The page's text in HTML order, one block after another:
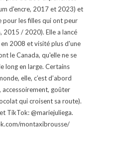
d'encre, 2017 et 2023) et
pour les filles qui ont peur
2015 / 2020). Elle a lancé
2008 et visité plus d'une
le Canada, qu'elle ne se
long en large. Certains
elle, c’est d’abord
accessoirement, goûter
qui croisent sa route).
TikTok: @mariejuliega.
montaxibrousse/